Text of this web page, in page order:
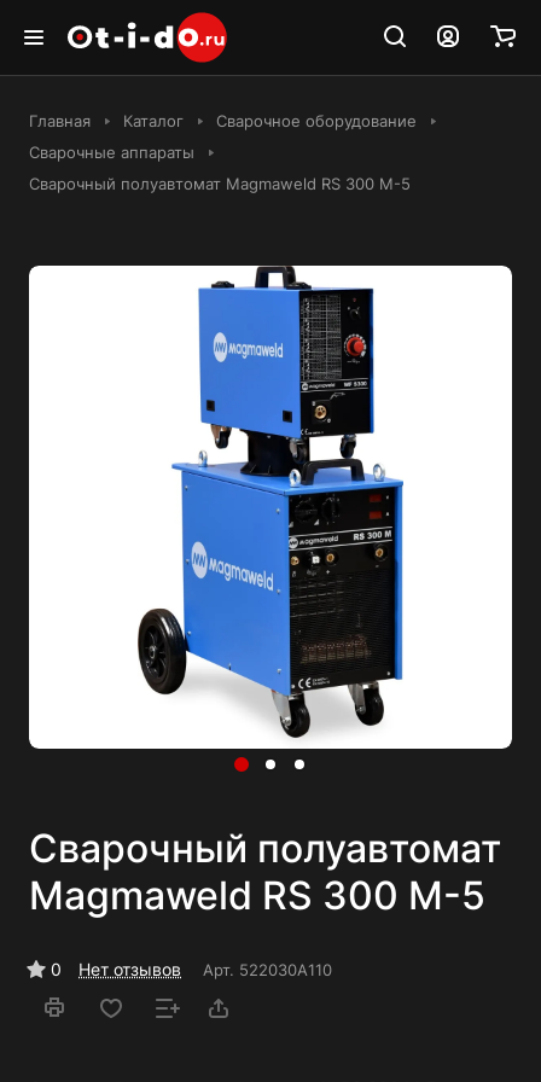
Главная Каталог
Сварочное оборудование
Сварочные аппараты
Сварочный полуавтомат Magmaweld RS 300 M-5
Сварочный полуавтомат
Magmaweld RS 300 M-5
0 Нет отзывов Арт. 522030A110